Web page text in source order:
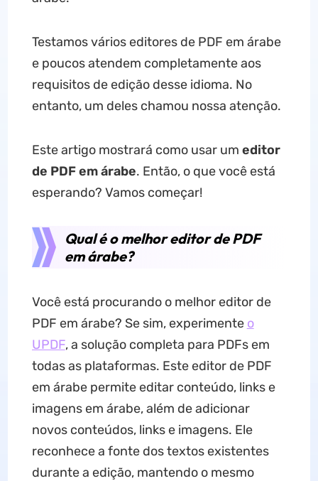
Testamos vários editores de PDF em árabe
e poucos atendem completamente aos
requisitos de edição desse idioma. No
entanto, um deles chamou nossa atenção.
Este artigo mostrará como usar um editor
de PDF em árabe. Então, o que você está
esperando? Vamos começar!
Qual é o melhor editor de PDF
em árabe?
Você está procurando o melhor editor de
PDF em árabe? Se sim, experimente o
UPDF, a solução completa para PDFs em
todas as plataformas. Este editor de PDF
em árabe permite editar conteúdo, links e
imagens em árabe, além de adicionar
novos conteúdos, links e imagens. Ele
reconhece a fonte dos textos existentes
durante a edição, mantendo o mesmo